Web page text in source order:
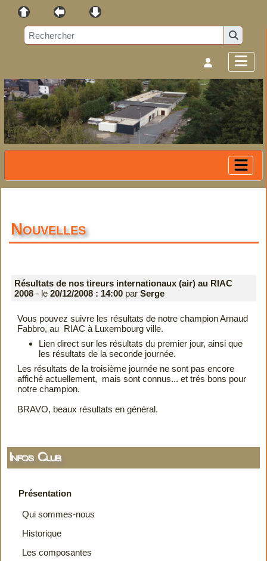
Infos Club
Présentation
Qui sommes-nous
Historique
Les composantes
Nouvelles
Résultats de nos tireurs internationaux (air) au RIAC
2008 - le 20/12/2008 : 14:00par Serge
Vous pouvez suivre les résultats de notre champion Arnaud
Fabbro, au RIAC à Luxembourg ville.
Lien direct sur les résultats du premierjour, ainsi que
les résultats de la secondejournée.
Les résultats de la troisième journée ne sont pas encore
affiché actuellement, mais sont connus... et trés bons pour
notre champion.
BRAVO, beaux résultats en général.